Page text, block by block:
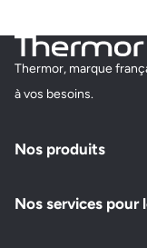
Thermor, marque
à vos besoins.
Nos produits
Nos services pour